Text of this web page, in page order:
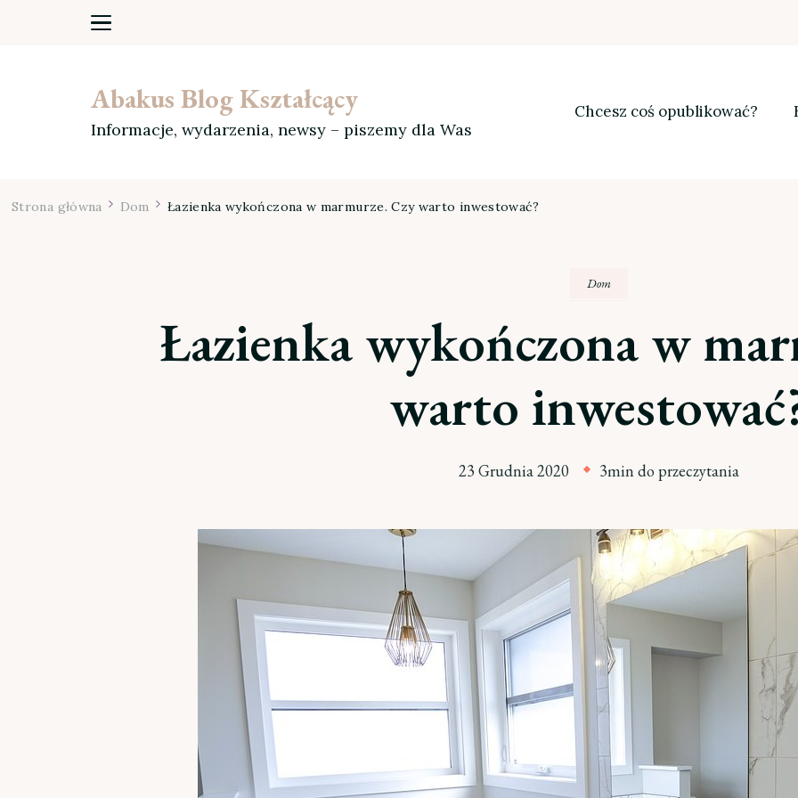
Abakus Blog Kształcący
Informacje, wydarzenia, newsy – piszemy dla Was
Chcesz coś opublikować?
Strona główna Dom Łazienka wykończona w marmurze. Czy warto inwestować?
Dom
Łazienka wykończona w
warto
23 Grudnia 2020 3min do przeczytania